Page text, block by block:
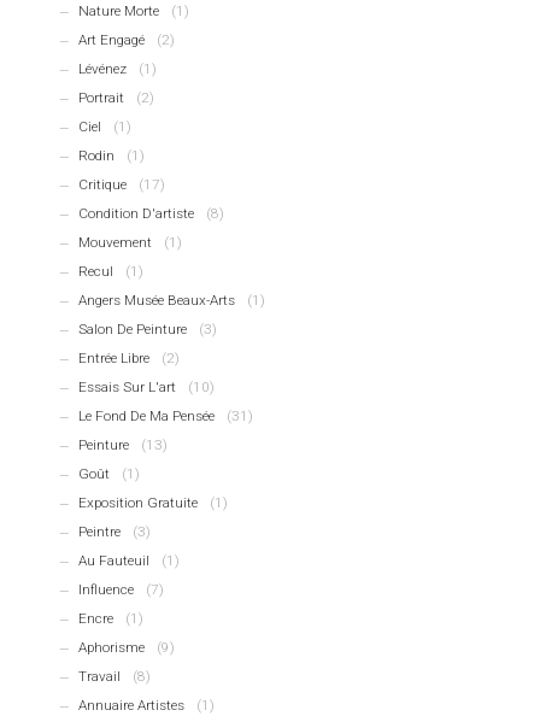
Nature Morte
(1)
Art Engagé
(2)
Lévénez
(1)
Portrait
(2)
Ciel
(1)
Rodin
(1)
Critique
(17)
Condition D'artiste
(8)
Mouvement
(1)
Recul
(1)
Angers Musée Beaux-Arts
(1)
Salon De Peinture
(3)
Entrée Libre
(2)
Essais Sur L'art
(10)
Le Fond De Ma Pensée
(31)
Peinture
(13)
Goût
(1)
Exposition Gratuite
(1)
Peintre
(3)
Au Fauteuil
(1)
Influence
(7)
Encre
(1)
Aphorisme
(9)
Travail
(8)
Annuaire Artistes
(1)